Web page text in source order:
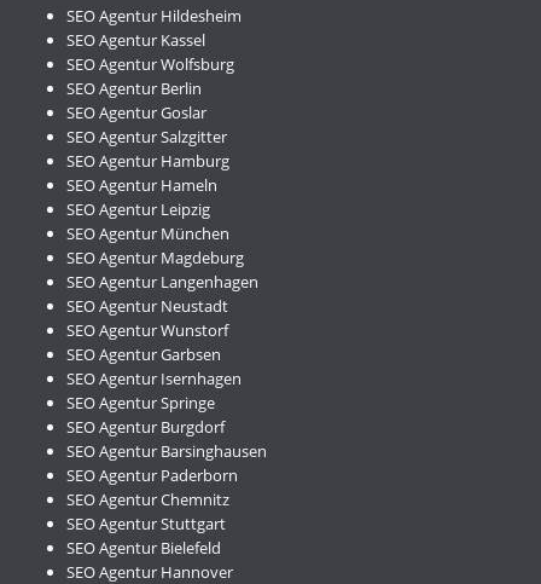
SEO Agentur Hildesheim
SEO Agentur Kassel
SEO Agentur Wolfsburg
SEO Agentur Berlin
SEO Agentur Goslar
SEO Agentur Salzgitter
SEO Agentur Hamburg
SEO Agentur Hameln
SEO Agentur Leipzig
SEO Agentur München
SEO Agentur Magdeburg
SEO Agentur Langenhagen
SEO Agentur Neustadt
SEO Agentur Wunstorf
SEO Agentur Garbsen
SEO Agentur Isernhagen
SEO Agentur Springe
SEO Agentur Burgdorf
SEO Agentur Barsinghausen
SEO Agentur Paderborn
SEO Agentur Chemnitz
SEO Agentur Stuttgart
SEO Agentur Bielefeld
SEO Agentur Hannover